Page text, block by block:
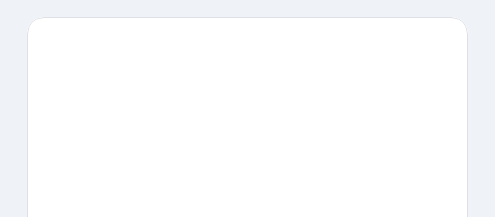
ที่ให้ทั้งความมันส์และความสดชื่น หรือถ้าคุณไม่ชอบที่จะเปียกแล้ว